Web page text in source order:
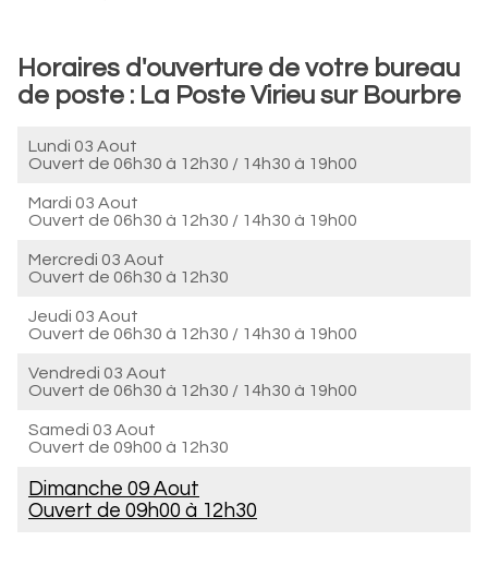
Horaires d'ouverture de votre bureau
de poste : La Poste Virieu sur Bourbre
Lundi 03 Aout
Ouvert de 06h30 à 12h30 / 14h30 à 19h00
Mardi 03 Aout
Ouvert de 06h30 à 12h30 / 14h30 à 19h00
Mercredi 03 Aout
Ouvert de 06h30 à 12h30
Jeudi 03 Aout
Ouvert de 06h30 à 12h30 / 14h30 à 19h00
Vendredi 03 Aout
Ouvert de 06h30 à 12h30 / 14h30 à 19h00
Samedi 03 Aout
Ouvert de 09h00 à 12h30
Dimanche 09 Aout
Ouvert de 09h00 à 12h30